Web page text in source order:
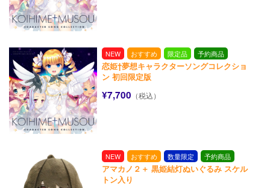
NEW おすすめ 限定品 予約商品
恋姫†夢想キャラクターソングコレクショ
ン 初回限定版
¥7,700 （税込）
NEW おすすめ 数量限定 予約商品
アマカノ２＋ 黒姫結灯ぬいぐるみ スケル
トン入り